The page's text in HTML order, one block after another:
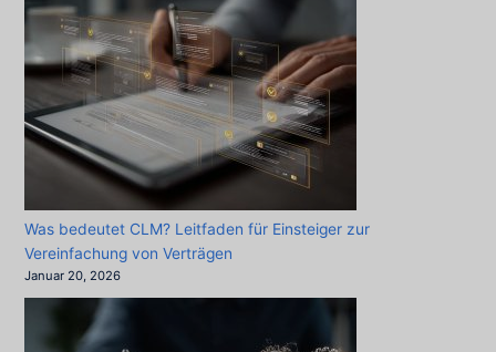
Was bedeutet CLM? Leitfaden für Einsteiger zur
Vereinfachung von Verträgen
Januar 20, 2026